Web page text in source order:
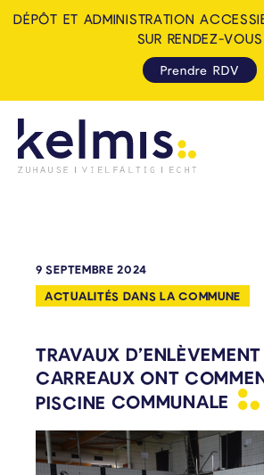
DÉPÔT ET ADMINISTRATION
SUR RENDEZ-VOUS
Prendre RDV
9 SEPTEMBRE 2024
ACTUALITÉS DANS LA COMMUNE
TRAVAUX
CARREAUX ONT
PISCINE COMMUNALE